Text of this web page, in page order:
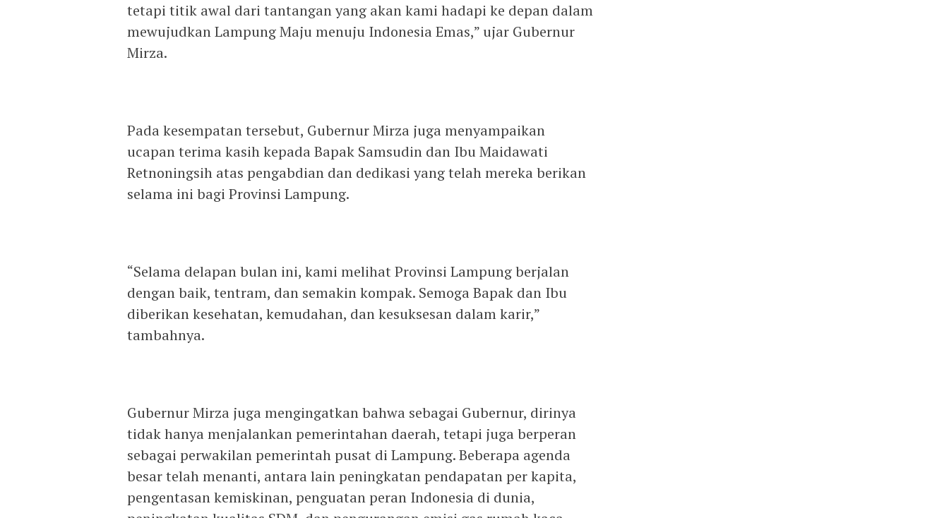
tetapi titik awal dari tantangan yang akan kami hadapi ke depan dalam
mewujudkan Lampung Maju menuju Indonesia Emas,” ujar Gubernur
Mirza.
Pada kesempatan tersebut, Gubernur Mirza juga menyampaikan
ucapan terima kasih kepada Bapak Samsudin dan Ibu Maidawati
Retnoningsih atas pengabdian dan dedikasi yang telah mereka berikan
selama ini bagi Provinsi Lampung.
“Selama delapan bulan ini, kami melihat Provinsi Lampung berjalan
dengan baik, tentram, dan semakin kompak. Semoga Bapak dan Ibu
diberikan kesehatan, kemudahan, dan kesuksesan dalam karir,”
tambahnya.
Gubernur Mirza juga mengingatkan bahwa sebagai Gubernur, dirinya
tidak hanya menjalankan pemerintahan daerah, tetapi juga berperan
sebagai perwakilan pemerintah pusat di Lampung. Beberapa agenda
besar telah menanti, antara lain peningkatan pendapatan per kapita,
pengentasan kemiskinan, penguatan peran Indonesia di dunia,